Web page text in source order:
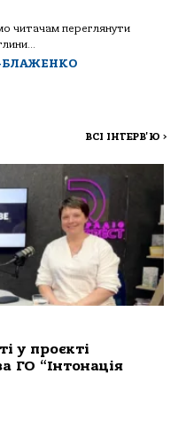
читачам переглянути
БЛАЖЕНКО
ВСІ ІНТЕРВ'Ю >
у проєкті
ГО “Інтонація